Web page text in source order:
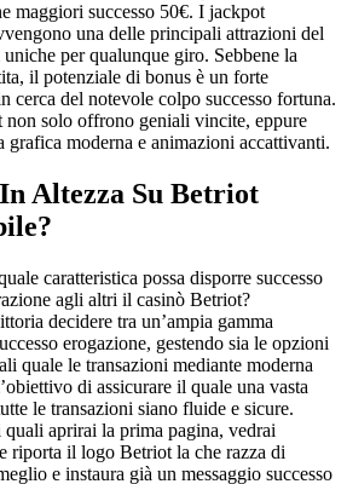
maggiori successo 50€. I jackpot
una delle principali attrazioni del
per qualunque giro. Sebbene la
il potenziale di bonus è un forte
cerca del notevole colpo successo fortuna.
non solo offrono geniali vincite, eppure
grafica moderna e animazioni accattivanti.
Altezza Su Betriot
caratteristica possa disporre successo
agli altri il casinò Betriot?
decidere tra un’ampia gamma
erogazione, gestendo sia le opzioni
quale le transazioni mediante moderna
di assicurare il quale una vasta
le transazioni siano fluide e sicure.
aprirai la prima pagina, vedrai
riporta il logo Betriot la che razza di
e instaura già un messaggio successo